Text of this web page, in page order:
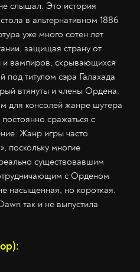
слышал. Это история
в альтернативном 1886
уже много сотен лет
защищая страну от
и вампиров, скрывающихся
под титулом сэра Галахада
втянуты и члены Ордена.
для консолей жанре шутера
сражаться с
Жанр игры часто
поскольку многие
существовавшим
с Орденом
насыщенная, но короткая.
так и не выпустила